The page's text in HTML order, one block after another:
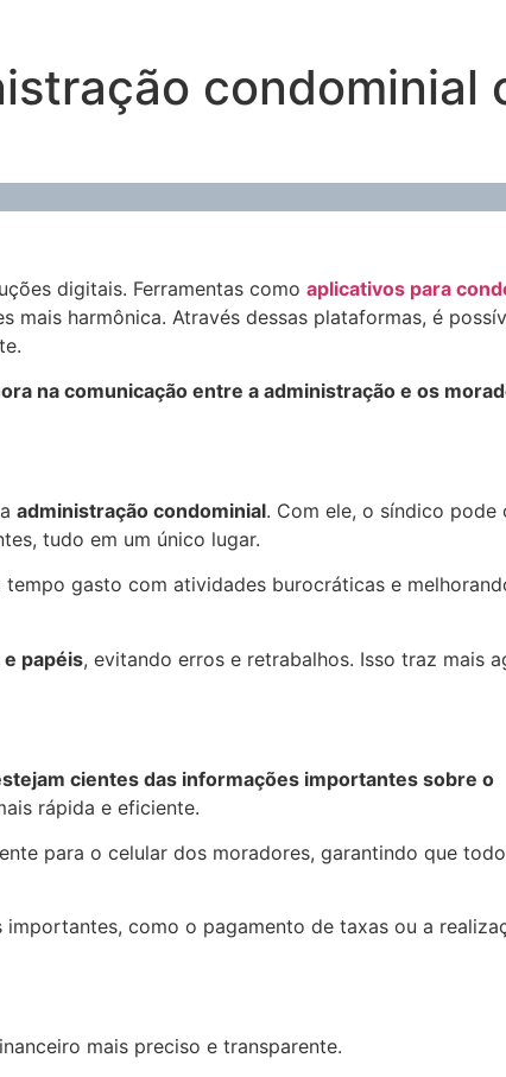
condominial
digitais. Ferramentas como aplicativos para
harmônica. Através dessas plataformas, é
na comunicação entre a administração e os
administração condominial. Com ele, o síndico pode
tudo em um único lugar.
tempo gasto com atividades burocráticas e
papéis, evitando erros e retrabalhos. Isso traz mais
cientes das informações importantes sobre o
rápida e eficiente.
para o celular dos moradores, garantindo que
como o pagamento de taxas ou a
mais preciso e transparente.